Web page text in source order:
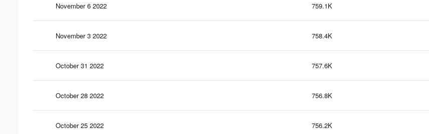
November 6 2022 759.1K
November 3 2022 758.4K
October 31 2022 757.6K
October 28 2022 756.8K
October 25 2022 756.2K